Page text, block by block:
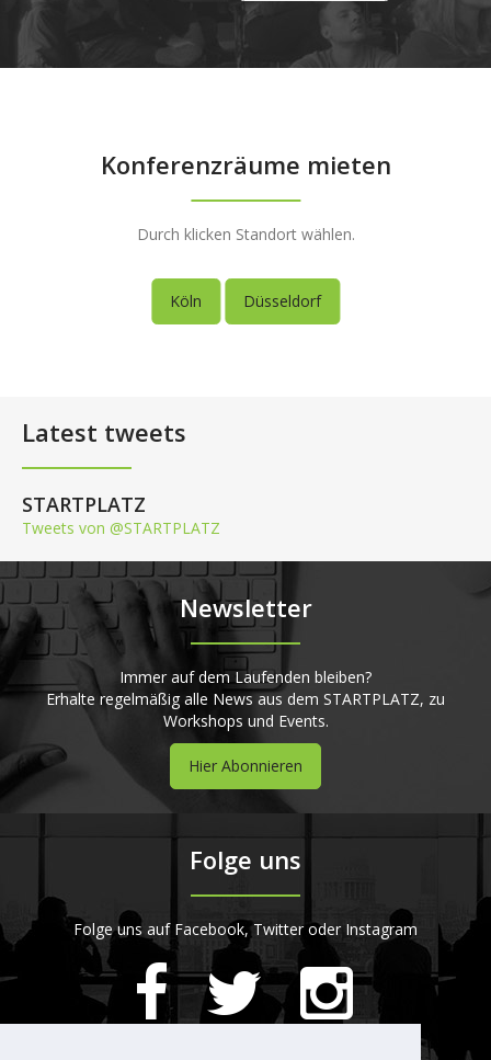
Konferenzräume mieten
Durch klicken Standort wählen.
Köln Düsseldorf
Latest tweets
STARTPLATZ
Tweets von @STARTPLATZ
Newsletter
Immer auf dem Laufenden bleiben?
Erhalte regelmäßig alle News aus dem STARTPLATZ, zu
Workshops und Events.
Hier Abonnieren
Folge uns
Folge uns auf Facebook, Twitter oder Instagram